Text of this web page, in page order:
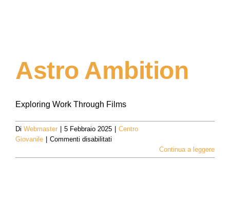
Astro Ambition
Exploring Work Through Films
Di Webmaster 5 Febbraio 2025
Centro
Giovanile
Commenti disabilitati
Ambition
Continua a leggere